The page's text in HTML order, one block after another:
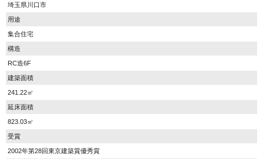
埼玉県川口市
用途
集合住宅
構造
RC造6F
建築面積
241.22㎡
延床面積
823.03㎡
受賞
2002年第28回東京建築賞優秀賞